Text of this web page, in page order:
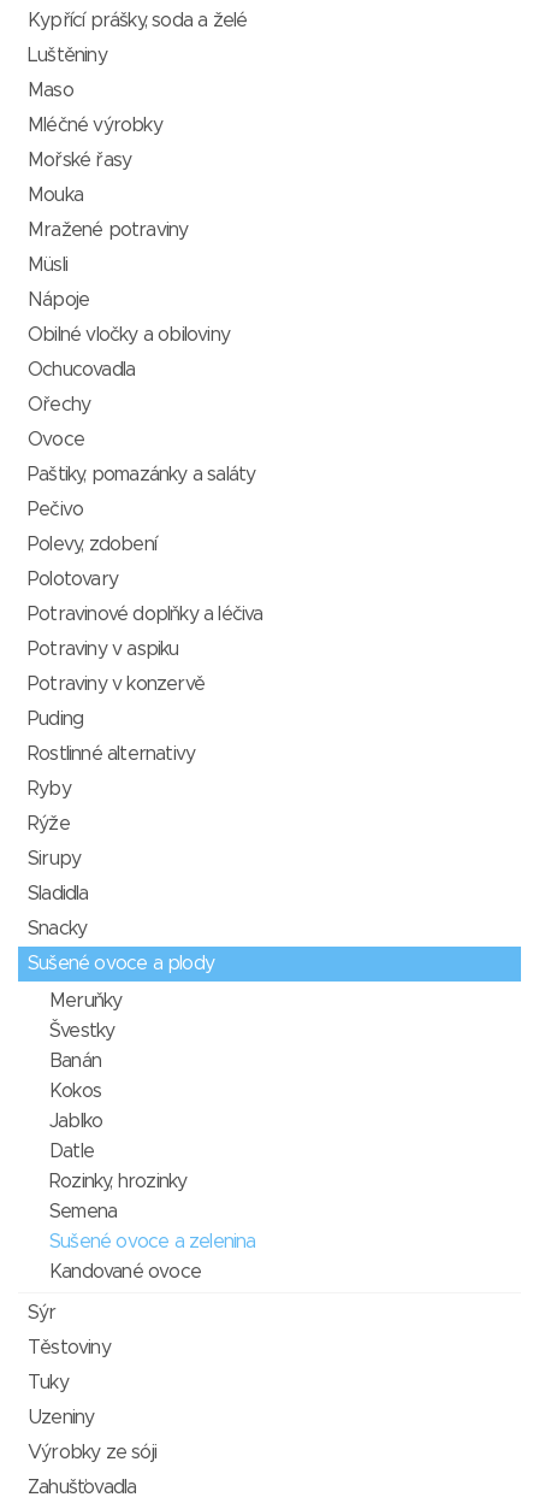
Kypřící prášky, soda a želé
Luštěniny
Maso
Mléčné výrobky
Mořské řasy
Mouka
Mražené potraviny
Müsli
Nápoje
Obilné vločky a obiloviny
Ochucovadla
Ořechy
Ovoce
Paštiky, pomazánky a saláty
Pečivo
Polevy, zdobení
Polotovary
Potravinové doplňky a léčiva
Potraviny v aspiku
Potraviny v konzervě
Puding
Rostlinné alternativy
Ryby
Rýže
Sirupy
Sladidla
Snacky
Sušené ovoce a plody
Meruňky
Švestky
Banán
Kokos
Jablko
Datle
Rozinky, hrozinky
Semena
Sušené ovoce a zelenina
Kandované ovoce
Sýr
Těstoviny
Tuky
Uzeniny
Výrobky ze sóji
Zahušťovadla